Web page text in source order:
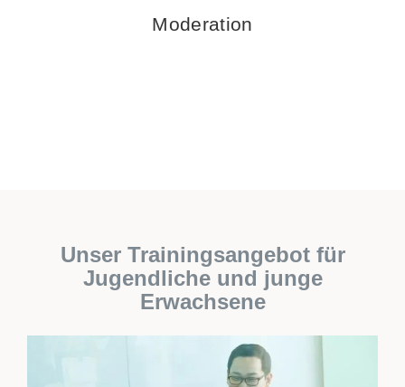
Moderation
Unser Trainingsangebot für
Jugendliche und junge
Erwachsene